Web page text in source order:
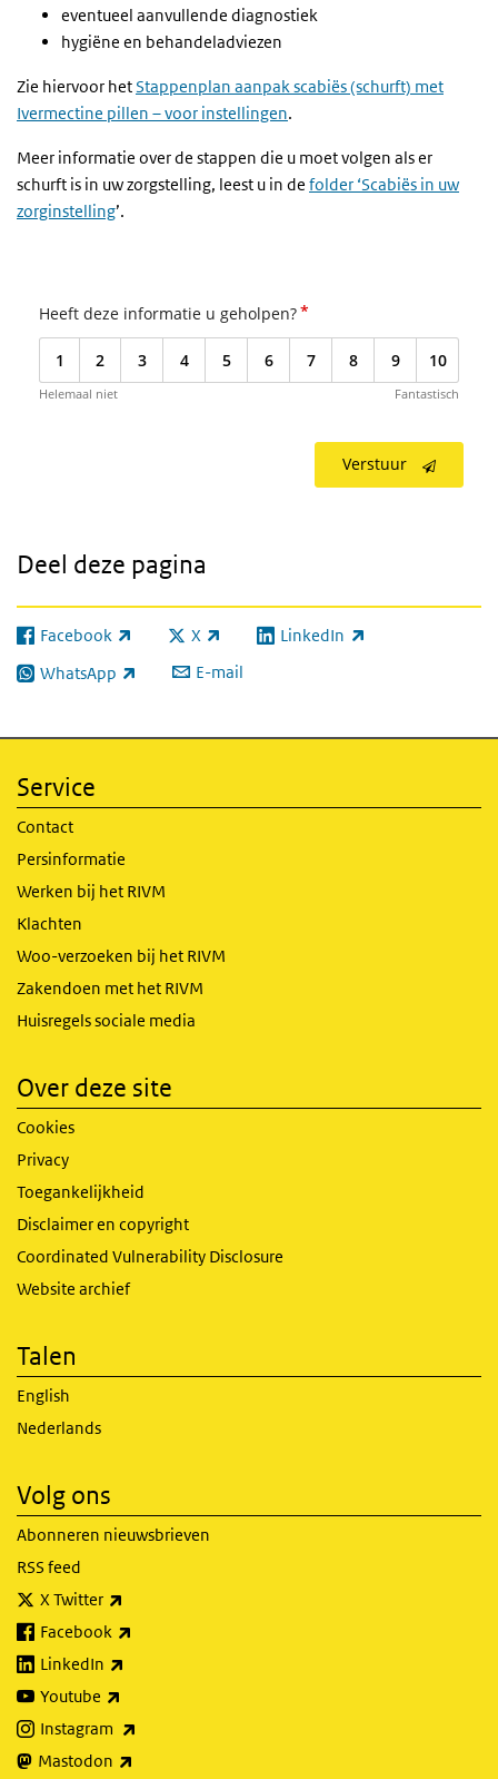
eventueel aanvullende diagnostiek
hygiëne en behandeladviezen
Zie hiervoor hetStappenplan aanpak scabiës (schurft) met
Ivermectine pillen – voor instellingen.
Meer informatie over de stappen die u moet volgen als er
schurft is in uw zorgstelling, leest u in de folder ‘Scabiës in uw
zorginstelling’.
Heeft deze informatie u geholpen?*
1 2 3 4 5 6 7 8 9 10
Helemaal niet Fantastisch
Verstuur
Deel deze pagina
Facebook
(externe link) X
(externe link) LinkedIn
(externe link)
WhatsApp
(externe link) E-mail
Service
Contact
Persinformatie
Werken bij het RIVM
Klachten
Woo-verzoeken bij het RIVM
Zakendoen met het RIVM
Huisregels sociale media
Over deze site
Cookies
Privacy
Toegankelijkheid
Disclaimer en copyright
Coordinated Vulnerability Disclosure
Website archief
Talen
English
Nederlands
Volg ons
Abonneren nieuwsbrieven
RSS feed
X Twitter
Facebook
LinkedIn
Youtube
Instagram
Mastodon